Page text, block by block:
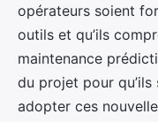
opérateurs soient
outils et qu’ils
maintenance
du projet pour
adopter ces